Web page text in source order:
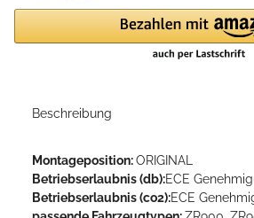
Beschreibung
Montageposition:ORIGINAL
Betriebserlaubnis (db):ECE
Betriebserlaubnis (co2):ECE